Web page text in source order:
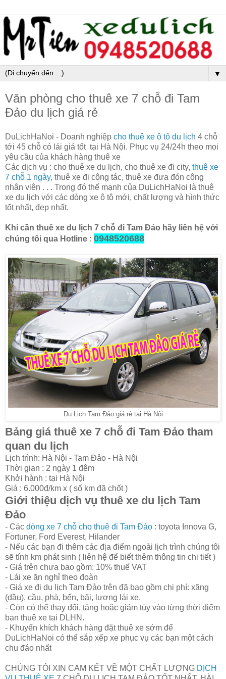
▼
Văn phòng cho thuê xe 7 chỗ đi Tam
Đảo du lịch giá rẻ
DuLichHaNoi - Doanh nghiệp cho thuê xe ô tô du lịch 4 chỗ
tới 45 chỗ có lái giá tốt tại Hà Nội. Phục vụ 24/24h theo mọi
yêu cầu của khách hàng thuê xe
Các dịch vụ : cho thuê xe du lịch, cho thuê xe đi city, thuê xe
7 chỗ 1 ngày, thuê xe đi công tác, thuê xe đưa đón công
nhân viên . . . Trong đó thế mạnh của DuLichHaNoi là thuê
xe du lịch với các dòng xe ô tô mới, chất lượng và hình thức
tốt nhất, đẹp nhất.
Khi cần thuê xe du lịch 7 chỗ đi Tam Đảo hãy liên hệ với
chúng tôi qua Hotline : 0948520688
Du Lịch Tam Đảo giá rẻ tại Hà Nội
Bảng giá thuê xe 7 chỗ đi Tam Đảo tham
quan du lịch
Lịch trình: Hà Nội - Tam Đảo - Hà Nội
Thời gian : 2 ngày 1 đêm
Khởi hành : tại Hà Nội
Giá : 6.000đ/km x ( số km đã chốt )
Giới thiệu dịch vụ thuê xe du lịch Tam
Đảo
- Các dòng xe 7 chỗ cho thuê đi Tam Đảo : toyota Innova G,
Fortuner, Ford Everest, Hilander
- Nếu các bạn đi thêm các địa điểm ngoài lịch trình chúng tôi
sẽ tính km phát sinh ( liên hệ để biết thêm thông tin chi tiết )
- Giá trên chưa bao gồm: 10% thuế VAT
- Lái xe ăn nghỉ theo đoàn
- Giá xe đi du lịch Tam Đảo trên đã bao gồm chi phí: xăng
(dầu), cầu, phà, bến, bãi, lương lái xe.
- Còn có thể thay đổi, tăng hoặc giảm tùy vào từng thời điểm
bạn thuê xe tại DLHN.
- Khuyến khích khách hàng đặt thuê xe sớm để
DuLichHaNoi có thể sắp xếp xe phục vụ các bạn một cách
chu đáo nhất
CHÚNG TÔI XIN CAM KẾT VỀ MỘT CHẤT LƯỢNG DỊCH